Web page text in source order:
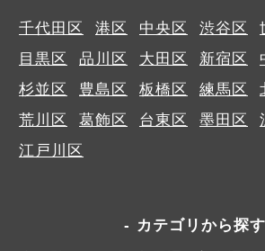
千代田区 港区 中央区 渋谷区
目黒区
品川区 大田区 新宿区
杉並区
豊島区 板橋区 練馬区
荒川区
葛飾区 台東区 墨田区
江戸川区
カテゴリから探す